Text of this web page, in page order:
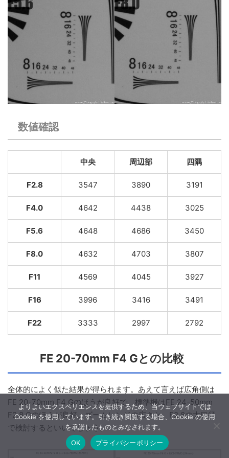
数値確認
中央 周辺部 四隅
F2.8 3547 3890 3191
F4.0 4642 4438 3025
F5.6 4648 4686 3450
F8.0 4632 4703 3807
F11 4569 4045 3927
F16 3996 3416 3491
F22 3333 2997 2792
FE 20-70mm F4 Gとの比較
全体的によく似た結果が得られます。あえて言えば広角側は
FE 20-70mm F4 Gのほうが良好で、標準機はFE 24-50mm
F2.8 Gのほうが良好。ズームレンジの広さか、F2.8の大口径
で検討するといいでしょう。
よりよいエクスペリエンスを提供するため、当ウェブサイトでは
Cookie を使用しています。引き続き閲覧する場合、Cookie の使用
を承諾したものとみなされます。
OK
プライバシーポリシー